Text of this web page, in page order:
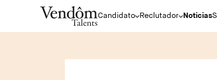
Candidato Reclutador Noticias